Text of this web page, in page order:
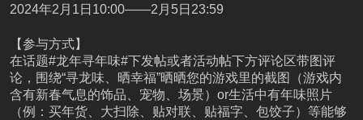
2024年2月1日10:00——2月5日23:59
【参与方式】
在话题#龙年寻年味#下发帖或者活动帖下方评论区带图评
论，围绕“寻龙味、晒幸福”晒晒您的游戏里的截图（游戏内
含有新春气息的饰品、宠物、场景）or生活中有年味照片
（例：买年货、大扫除、贴对联、贴福字、包饺子）等能够